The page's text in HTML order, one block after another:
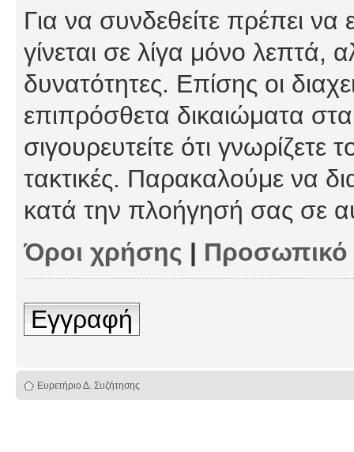
Για να συνδεθείτε πρέπει
γίνεται σε λίγα μόνο λεπτά,
δυνατότητες. Επίσης οι
επιπρόσθετα δικαιώματα
σιγουρευτείτε ότι γνωρίζετε
τακτικές. Παρακαλούμε να
κατά την πλοήγησή σας σε
Όροι χρήσης |
Εγγραφή
Ευρετήριο Δ. Συζήτησης